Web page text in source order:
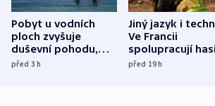
Pobyt u vodních
ploch zvyšuje
duševní pohodu,
ukázala
před 3h
Jiný jazyk i
Ve Francii
spolupracují
různých zemí
před 19h